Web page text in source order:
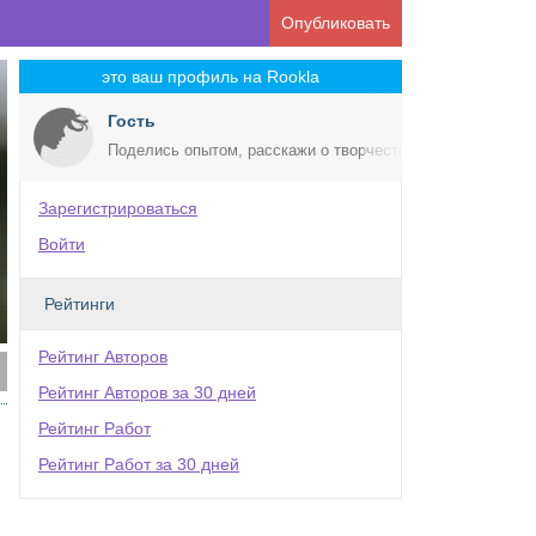
Опубликовать
это ваш профиль на Rookla
Гость
Поделись опытом, расскажи о творчестве!
Зарегистрироваться
Войти
Рейтинги
Рейтинг Авторов
Рейтинг Авторов за 30 дней
Рейтинг Работ
Рейтинг Работ за 30 дней